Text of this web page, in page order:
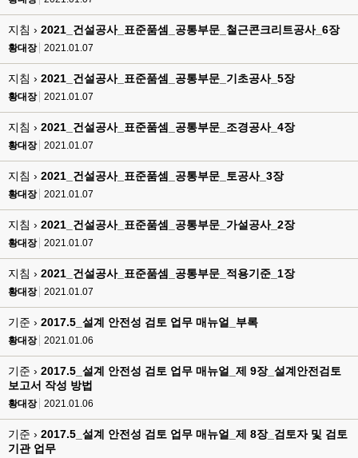
지침 › 2021_건설공사_표준품셈_공통부문_철근콘크리트공사_6장
황대장 2021.01.07
지침 › 2021_건설공사_표준품셈_공통부문_기초공사_5장
황대장 2021.01.07
지침 › 2021_건설공사_표준품셈_공통부문_조경공사_4장
황대장 2021.01.07
지침 › 2021_건설공사_표준품셈_공통부문_토공사_3장
황대장 2021.01.07
지침 › 2021_건설공사_표준품셈_공통부문_가설공사_2장
황대장 2021.01.07
지침 › 2021_건설공사_표준품셈_공통부문_적용기준_1장
황대장 2021.01.07
기준 › 2017.5_설계 안전성 검토 업무 매뉴얼_부록
황대장 2021.01.06
기준 › 2017.5_설계 안전성 검토 업무 매뉴얼_제 9장_설계안전검토
보고서 작성 방법
황대장 2021.01.06
기준 › 2017.5_설계 안전성 검토 업무 매뉴얼_제 8장_검토자 및 검토
기관 업무